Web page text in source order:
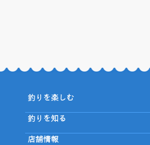
釣りを楽しむ
釣りを知る
店舗情報